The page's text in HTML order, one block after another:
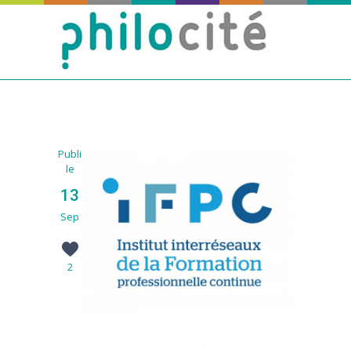
Publié
le
13
Sep
2